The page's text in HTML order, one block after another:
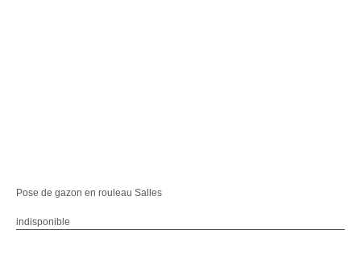
Pose de gazon en rouleau Salles
indisponible